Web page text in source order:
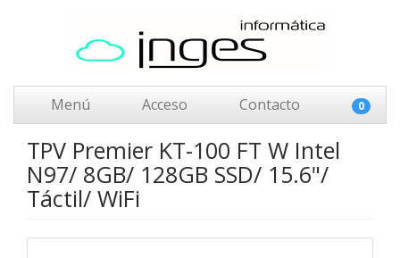
Menú Acceso Contacto 0
TPV Premier KT-100 FT W Intel
N97/ 8GB/ 128GB SSD/ 15.6"/
Táctil/ WiFi